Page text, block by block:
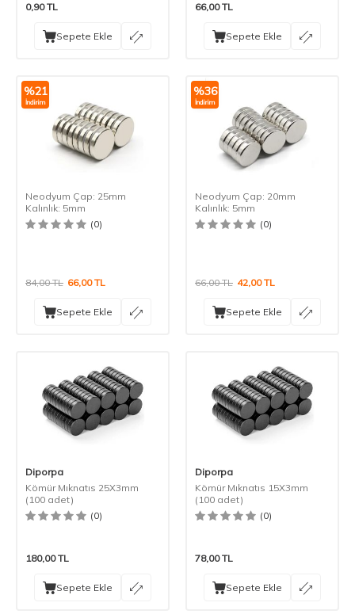
0,90TL
Sepete Ekle
66,00TL
Sepete Ekle
%21
İndirim
Neodyum Çap: 25mm
Kalınlık: 5mm
(0)
84,00TL 66,00TL
Sepete Ekle
%36
İndirim
Neodyum Çap: 20mm
Kalınlık: 5mm
(0)
66,00TL 42,00TL
Sepete Ekle
Diporpa
Kömür Mıknatıs 25X3mm
(100 adet)
(0)
180,00TL
Sepete Ekle
Diporpa
Kömür Mıknatıs 15X3mm
(100 adet)
(0)
78,00TL
Sepete Ekle